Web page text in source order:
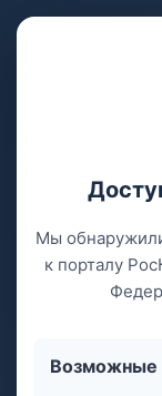
Мы
к порталу
Возможные